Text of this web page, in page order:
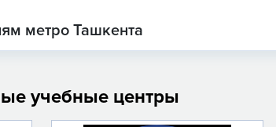
метро Ташкента
учебные центры